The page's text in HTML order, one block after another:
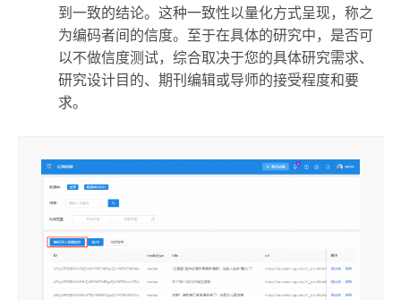
到一致的结论。这种一致性以量化方式呈现，称之
为编码者间的信度。至于在具体的研究中，是否可
以不做信度测试，综合取决于您的具体研究需求、
研究设计目的、期刊编辑或导师的接受程度和要
求。